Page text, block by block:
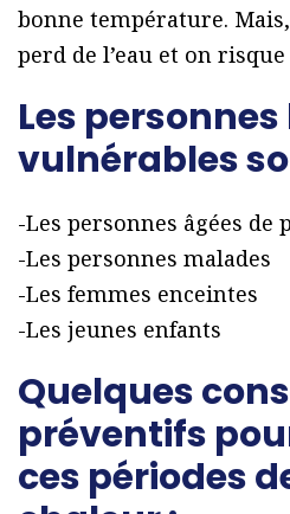
bonne température.
perd de l’eau et on
Les
vulnérables
-Les personnes âgées de
-Les personnes malades
-Les femmes enceintes
-Les jeunes enfants
Quelques
préventifs
ces périodes